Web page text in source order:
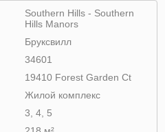
Southern Hills - Southern
Hills Manors
Бруксвилл
34601
19410 Forest Garden Ct
Жилой комплекс
3, 4, 5